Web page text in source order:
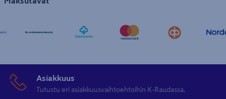
Asiakkuus
Tutustu eri asiakkuusvaihtoehtoihin K-Raudassa.